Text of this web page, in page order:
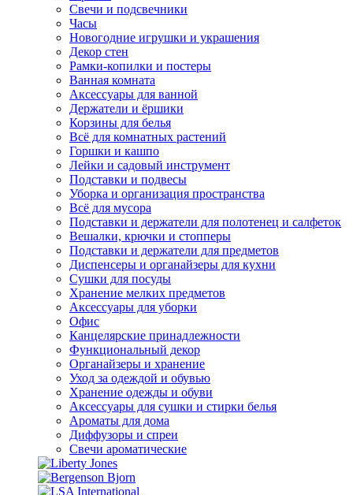
Свечи и подсвечники
Часы
Новогодние игрушки и украшения
Декор стен
Рамки-копилки и постеры
Ванная комната
Аксессуары для ванной
Держатели и ёршики
Корзины для белья
Всё для комнатных растений
Горшки и кашпо
Лейки и садовый инструмент
Подставки и подвесы
Уборка и организация пространства
Всё для мусора
Подставки и держатели для полотенец и салфеток
Вешалки, крючки и стопперы
Подставки и держатели для предметов
Диспенсеры и органайзеры для кухни
Сушки для посуды
Хранение мелких предметов
Аксессуары для уборки
Офис
Канцелярские принадлежности
Функциональный декор
Органайзеры и хранение
Уход за одеждой и обувью
Хранение одежды и обуви
Аксессуары для сушки и стирки белья
Ароматы для дома
Диффузоры и спреи
Свечи ароматические